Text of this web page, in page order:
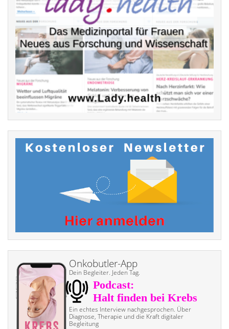
Onkobutler-App
Dein Begleiter. Jeden Tag.
Ein echtes Interview nach­gesprochen. Über
Diagnose, Therapie und die Kraft digitaler
Begleitung